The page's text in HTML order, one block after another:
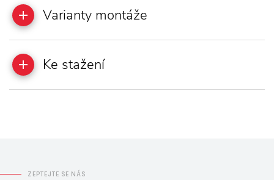
Varianty montáže
Ke stažení
ZEPTEJTE SE NÁS